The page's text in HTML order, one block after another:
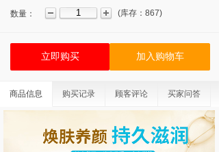
数量： (库存： 867)
立即购买 加入购物车
商品信息 购买记录 顾客评论 买家问答